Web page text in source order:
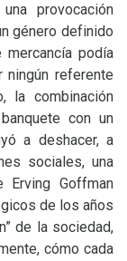
provocación
género definido
podía
referente
la combinación
con un
a deshacer, a
sociales, una
Goffman
de los años
de la sociedad,
cómo cada